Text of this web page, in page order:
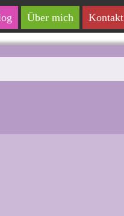
Über mich Kontakt